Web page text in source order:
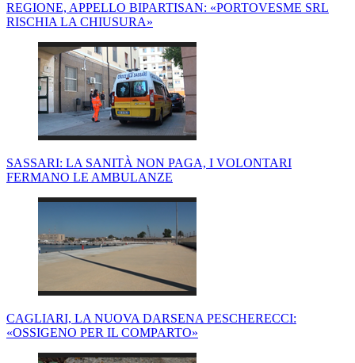
REGIONE, APPELLO BIPARTISAN: «PORTOVESME SRL
RISCHIA LA CHIUSURA»
SASSARI: LA SANITÀ NON PAGA, I VOLONTARI
FERMANO LE AMBULANZE
CAGLIARI, LA NUOVA DARSENA PESCHERECCI:
«OSSIGENO PER IL COMPARTO»